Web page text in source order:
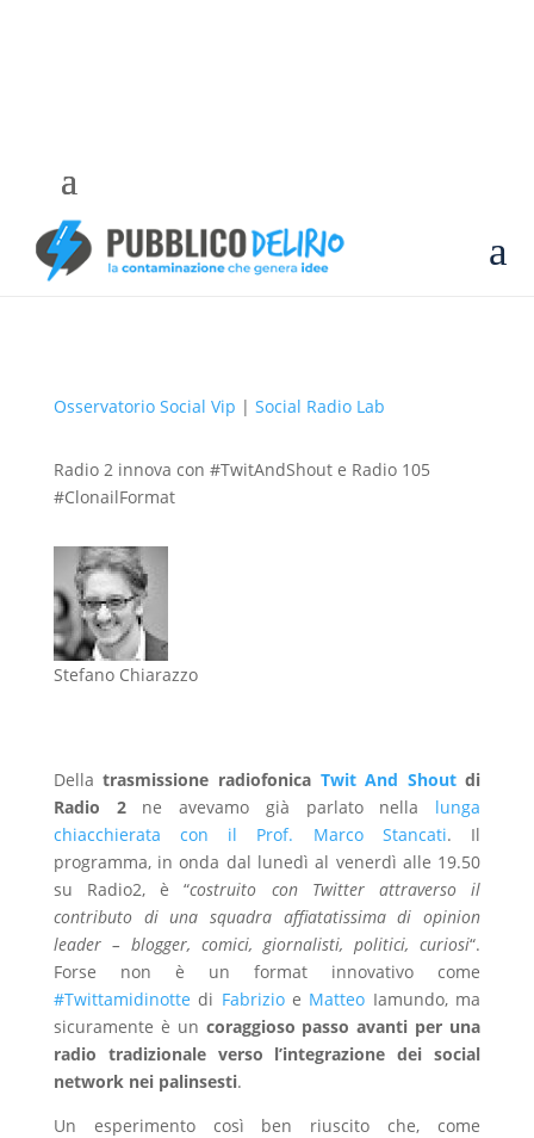
a
Osservatorio Social Vip | Social Radio Lab
Radio 2 innova con #TwitAndShout e Radio 105
#ClonailFormat
Stefano Chiarazzo
Dellatrasmissione radiofonica Twit And Shoutdi
Radio 2ne avevamo già parlato nella lunga
chiacchierata con il Prof. Marco Stancati. Il
programma, in onda dal lunedì al venerdì alle 19.50
su Radio2, è “costruito con Twitter attraverso il
contributo di una squadra affiatatissima di opinion
leader – blogger, comici, giornalisti, politici, curiosi“.
Forse non è un format innovativo come
#Twittamidinotte di Fabrizioe Matteo Iamundo, ma
sicuramente è un coraggioso passo avanti per una
radio tradizionale verso l’integrazione dei social
network nei palinsesti.
Un esperimento così ben riuscito che, come